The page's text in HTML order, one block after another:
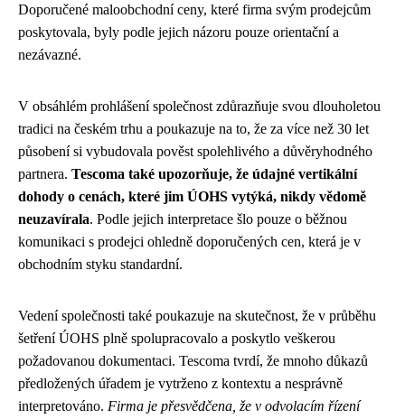
Doporučené maloobchodní ceny, které firma svým prodejcům
poskytovala, byly podle jejich názoru pouze orientační a
nezávazné.
V obsáhlém prohlášení společnost zdůrazňuje svou dlouholetou
tradici na českém trhu a poukazuje na to, že za více než 30 let
působení si vybudovala pověst spolehlivého a důvěryhodného
partnera. Tescoma také upozorňuje, že údajné vertikální
dohody o cenách, které jim ÚOHS vytýká, nikdy vědomě
neuzavírala. Podle jejich interpretace šlo pouze o běžnou
komunikaci s prodejci ohledně doporučených cen, která je v
obchodním styku standardní.
Vedení společnosti také poukazuje na skutečnost, že v průběhu
šetření ÚOHS plně spolupracovalo a poskytlo veškerou
požadovanou dokumentaci. Tescoma tvrdí, že mnoho důkazů
předložených úřadem je vytrženo z kontextu a nesprávně
interpretováno. Firma je přesvědčena, že v odvolacím řízení